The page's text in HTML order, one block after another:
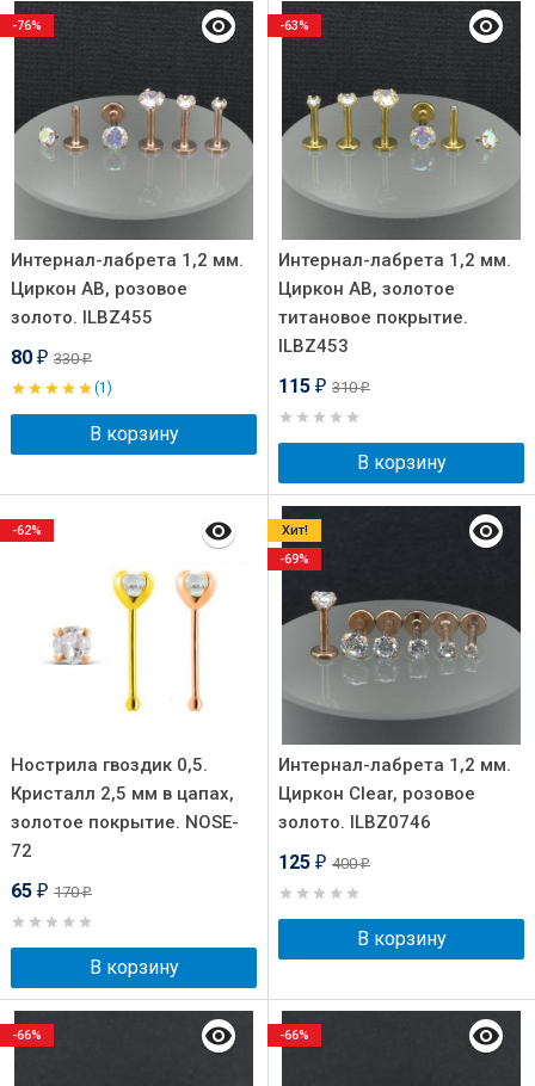
Интернал-лабрета 1,2 мм.
Циркон AB, розовое
золото. ILBZ455
80 ₽ 330₽
(1)
В корзину
-76%
Интернал-лабрета 1,2 мм.
Циркон AB, золотое
титановое покрытие.
ILBZ453
115 ₽ 310₽
В корзину
-63%
Нострила гвоздик 0,5.
Кристалл 2,5 мм в цапах,
золотое покрытие. NOSE-
72
65 ₽ 170₽
В корзину
-62%
Интернал-лабрета 1,2 мм.
Циркон Clear, розовое
золото. ILBZ0746
125 ₽ 400₽
В корзину
Хит!
-69%
-66% -66%